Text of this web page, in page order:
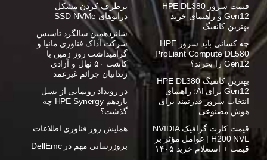
قیمت سرور HPE DL380
Gen12 و راهنمای خرید
بهترین کانفیگ
چه کسانی باید سرور HPE
ProLiant Compute DL580
Gen12 را بخرند؟
بهترین کانفیگ HPE DL380
Gen12 برای AI؛ راهنمای
انتخاب سرور قدرتمند برای
هوش مصنوعی
قیمت کارت گرافیک NVIDIA
H200 NVL | عوامل مؤثر بر
قیمت + استعلام خرید ۱۴۰۵
برطرف کردن مشکل
درایوهای SSD NVMe
شانزدهمین سالگرد تأسیس
شرکت آداک فناوری مانیا و
گرامیداشت روز زمین با
کاشت ۵۰ نهال و آزادی
زندانیان جرائم غیرعمد
در رویداد رونمایی از نسل
یازدهم HPE Synergy چه
گذشت؟
همایش روز فناوری اطلاعات
بروزرسانی مهم در DellEmc